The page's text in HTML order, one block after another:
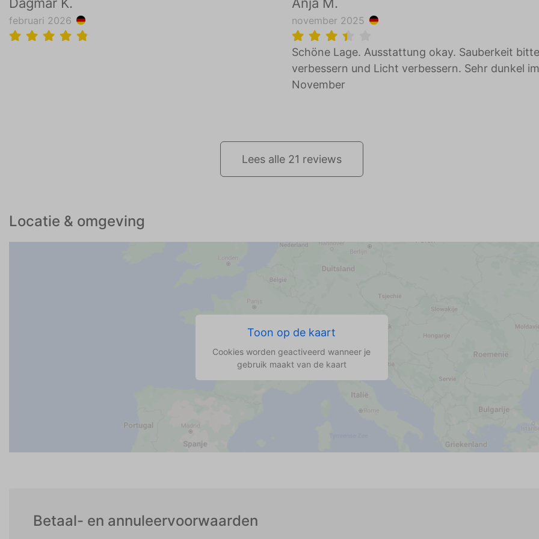
Dagmar K.
februari 2026
Anja M.
november 2025
Schöne Lage. Ausstattung okay. Sauberkeit bitte
verbessern und Licht verbessern. Sehr dunkel im
November
Lees alle 21 reviews
Locatie & omgeving
Toon op de kaart
Cookies worden geactiveerd wanneer je
gebruik maakt van de kaart
Betaal- en annuleervoorwaarden